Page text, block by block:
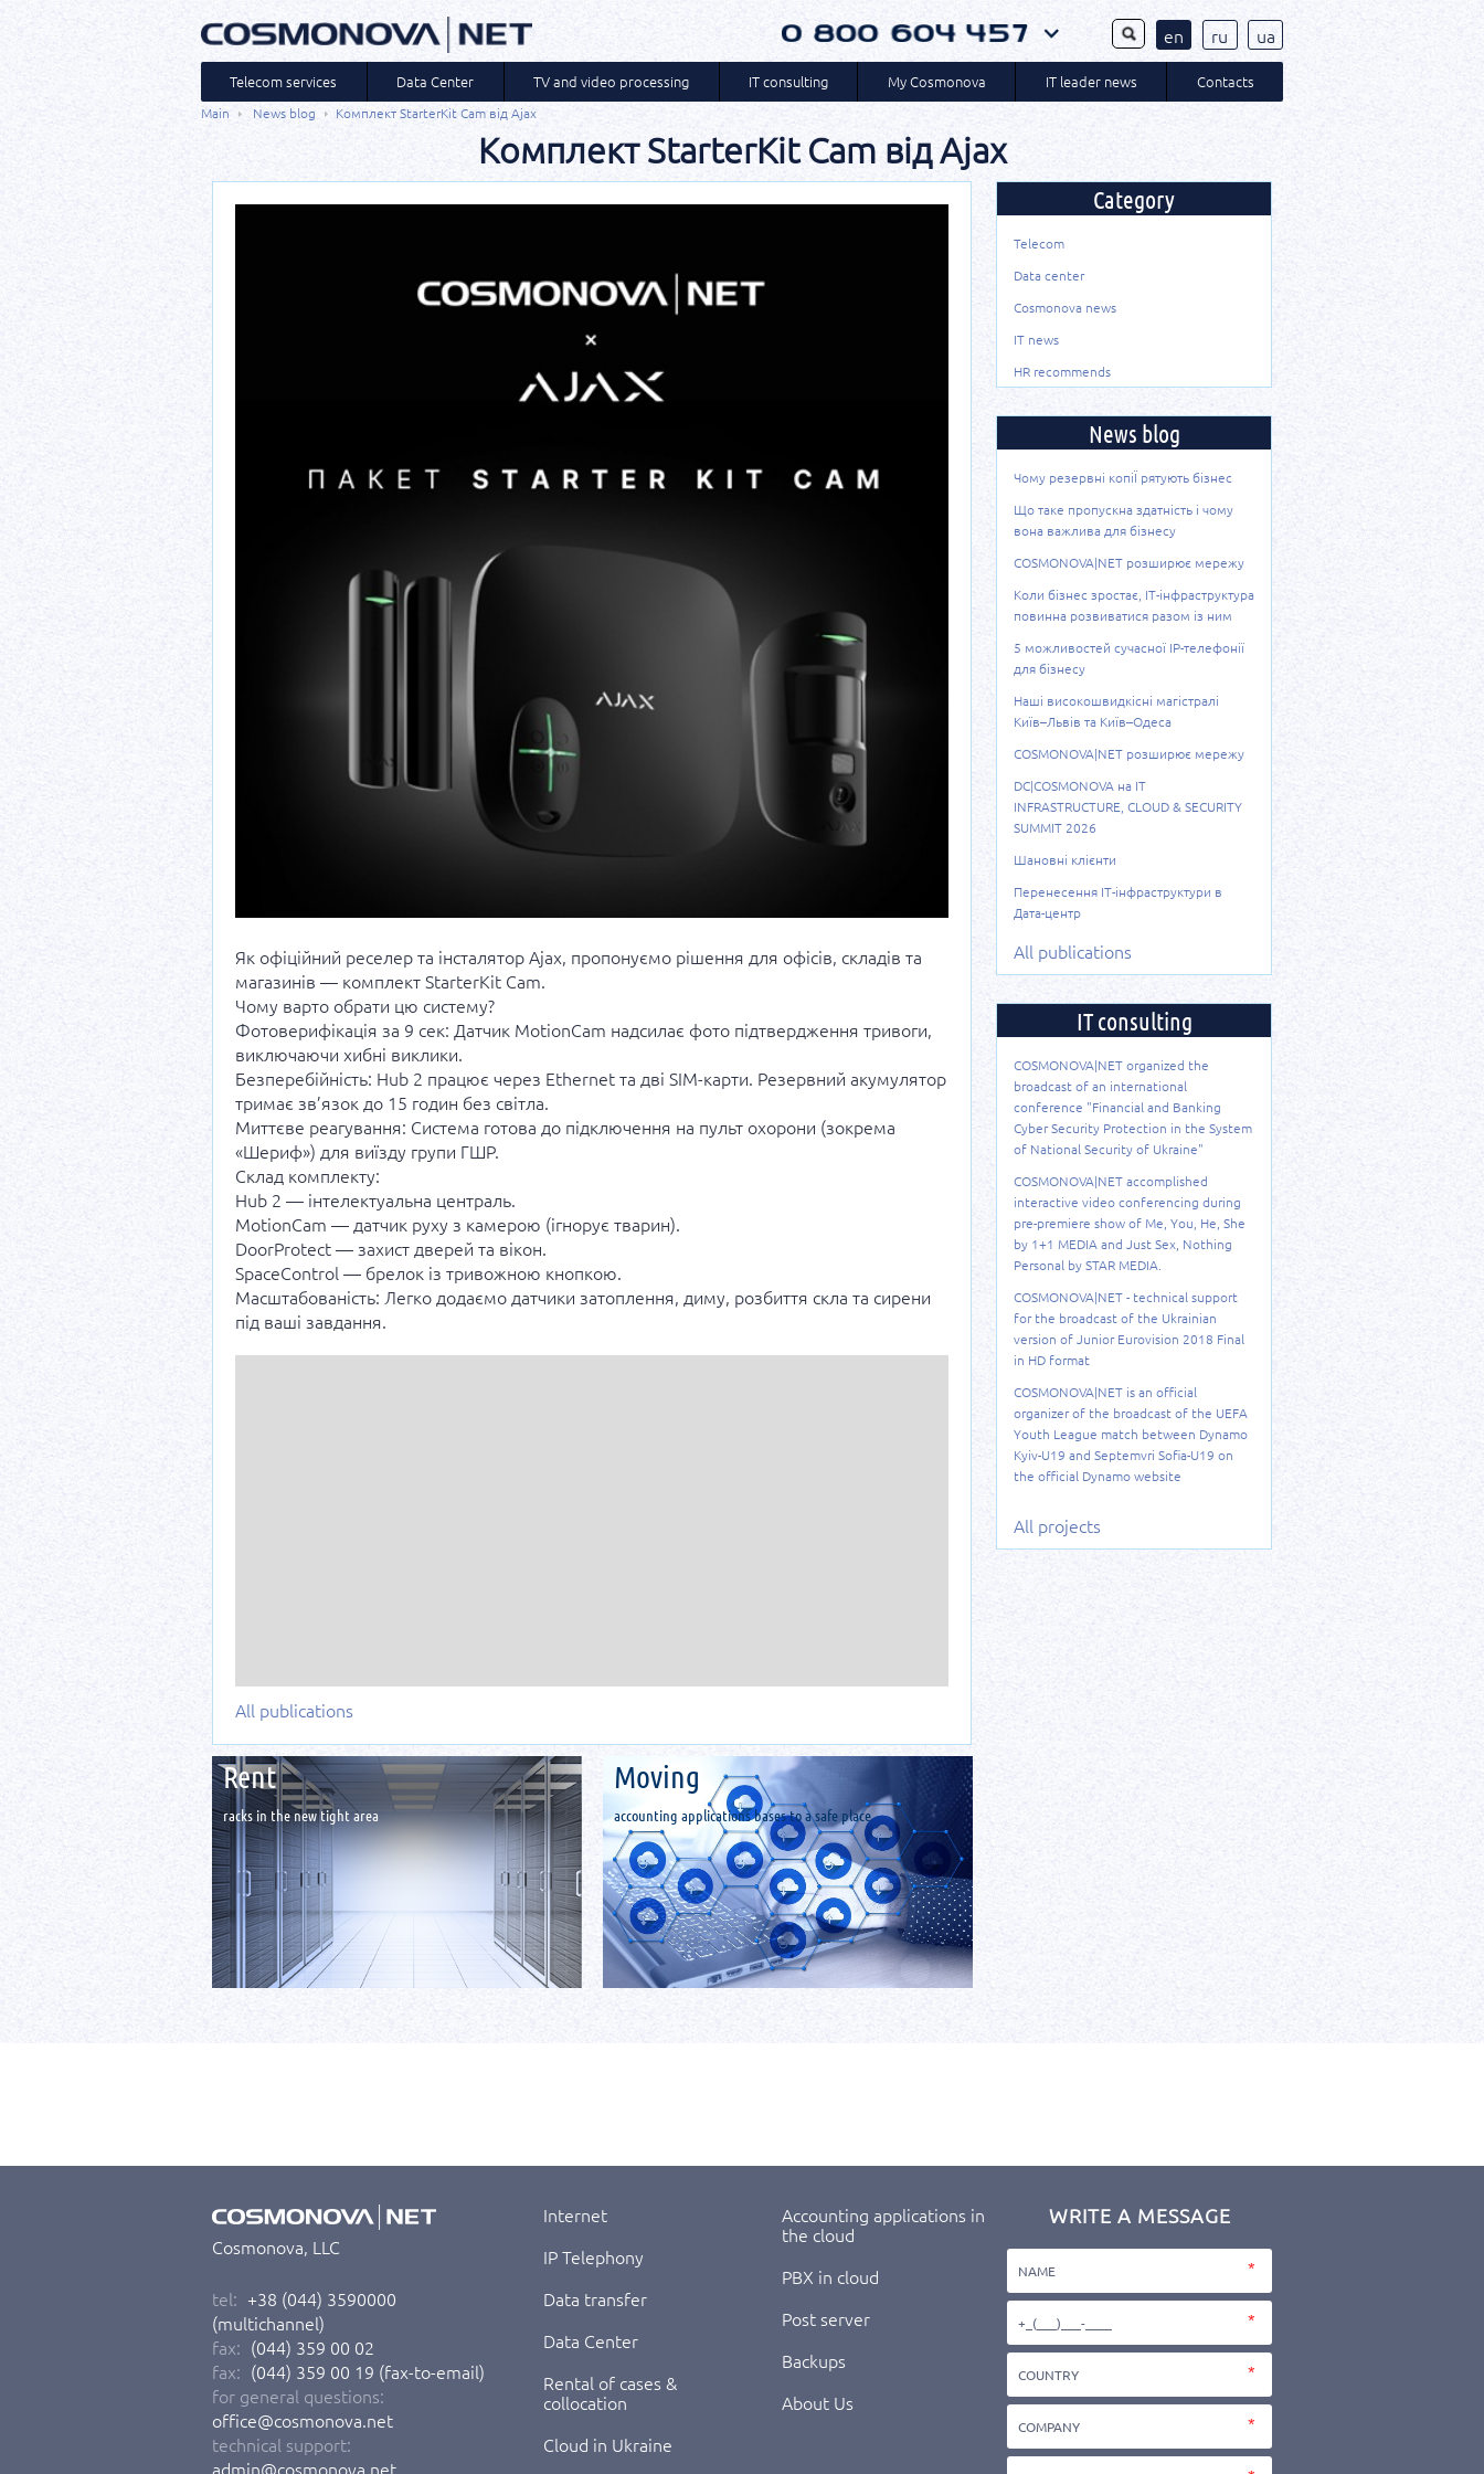
en ru ua
Telecom services Data Center TV and video processing IT consulting My Cosmonova IT leader news Contacts
Main News blog Комплект StarterKit Cam від Ajax
Комплект StarterKit Cam від Ajax
Як офіційний реселер та інсталятор Ajax, пропонуємо рішення для офісів, складів та
магазинів — комплект StarterKit Cam.
Чому варто обрати цю систему?
Фотоверифікація за 9 сек: Датчик MotionCam надсилає фото підтвердження тривоги,
виключаючи хибні виклики.
Безперебійність: Hub 2 працює через Ethernet та дві SIM-карти. Резервний акумулятор
тримає зв’язок до 15 годин без світла.
Миттєве реагування: Система готова до підключення на пульт охорони (зокрема
«Шериф») для виїзду групи ГШР.
Склад комплекту:
Hub 2 — інтелектуальна централь.
MotionCam — датчик руху з камерою (ігнорує тварин).
DoorProtect — захист дверей та вікон.
SpaceControl — брелок із тривожною кнопкою.
Масштабованість: Легко додаємо датчики затоплення, диму, розбиття скла та сирени
під ваші завдання.
All publications
Category
Telecom
Data center
Cosmonova news
IT news
HR recommends
News blog
Чому резервні копіЇ рятують бізнес
Що таке пропускна здатність і чому
вона важлива для бізнесу
COSMONOVA|NET розширює мережу
Коли бізнес зростає, ІТ-інфраструктура
повинна розвиватися разом із ним
5 можливостей сучасної IP-телефонії
для бізнесу
Наші високошвидкісні магістралі
Київ–Львів та Київ–Одеса
COSMONOVA|NET розширює мережу
DC|COSMONOVA на IT
INFRASTRUCTURE, CLOUD & SECURITY
SUMMIT 2026
Шановні клієнти
Перенесення ІТ-інфраструктури в
Дата-центр
All publications
IT consulting
COSMONOVA|NET organized the
broadcast of an international
conference "Financial and Banking
Cyber Security Protection in the System
of National Security of Ukraine"
COSMONOVA|NET accomplished
interactive video conferencing during
pre-premiere show of Me, You, He, She
by 1+1 MEDIA and Just Sex, Nothing
Personal by STAR MEDIA.
COSMONOVA|NET - technical support
for the broadcast of the Ukrainian
version of Junior Eurovision 2018 Final
in HD format
COSMONOVA|NET is an official
organizer of the broadcast of the UEFA
Youth League match between Dynamo
Kyiv-U19 and Septemvri Sofia-U19 on
the official Dynamo website
All projects
Rent
racks in the new tight area
Мoving
accounting applications bases to a safe place
Cosmonova, LLC
tel: +38 (044) 3590000
(multichannel)
fax: (044) 359 00 02
fax: (044) 359 00 19 (fax-to-email)
for general questions:
office@cosmonova.net
technical support:
admin@cosmonova.net
Internet
IP Telephony
Data transfer
Data Center
Rental of cases &
collocation
Cloud in Ukraine
Accounting applications in
the cloud
PBX in cloud
Post server
Backups
About Us
WRITE A MESSAGE